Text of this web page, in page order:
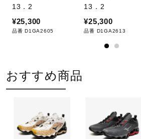
13．2
¥25,300
品番 D1GA2605
13．2
¥25,300
品番 D1GA2613
おすすめ商品